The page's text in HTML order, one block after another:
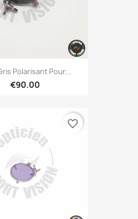
Polarisant Pour...
€90.00
favorite_border